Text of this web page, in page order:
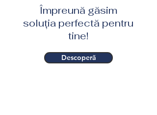
Împreună găsim
soluția perfectă pentru
tine!
Descoperă